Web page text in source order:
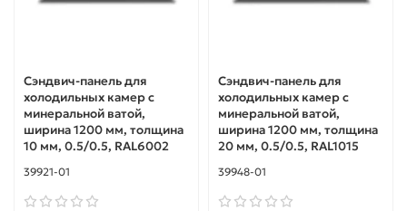
Сэндвич-панель для
холодильных камер с
минеральной ватой,
ширина 1200 мм, толщина
10 мм, 0.5/0.5, RAL6002
39921-01
Сэндвич-панель для
холодильных камер с
минеральной ватой,
ширина 1200 мм, толщина
20 мм, 0.5/0.5, RAL1015
39948-01